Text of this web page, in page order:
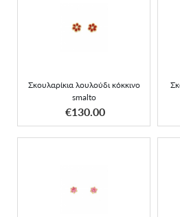
Σκουλαρίκια λουλούδι κόκκινο
smalto
€130.00
Σκουλαρίκια λουλούδι
κόκκινο smalto
ΑΠΟΚΤΗΣΕ ΤΟ
ροζ